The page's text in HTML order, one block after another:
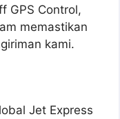
GPS Control,
memastikan
kami.
Jet Express